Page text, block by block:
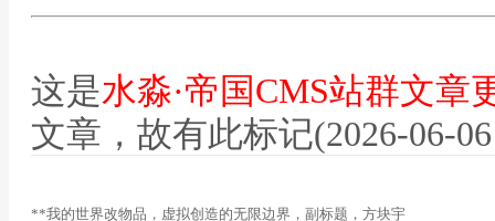
这是水淼·帝国CMS站群文章
文章，故有此标记(2026-06-
**我的世界改物品，虚拟创造的无限边界，副标题，方块宇